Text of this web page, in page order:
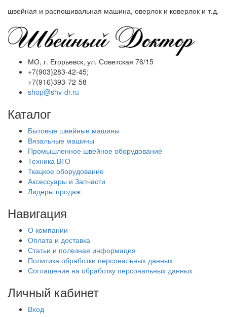
швейная и распошивальная машина, оверлок и коверлок и т.д.
МО, г. Егорьевск, ул. Советская 76/15
+7(903)283-42-45;
+7(916)393-72-58
shop@shv-dr.ru
Каталог
Бытовые швейные машины
Вязальные машины
Промышленное швейное оборудование
Техника ВТО
Ткацкое оборудование
Аксессуары и Запчасти
Лидеры продаж
Навигация
О компании
Оплата и доставка
Статьи и полезная информация
Политика обработки персональных данных
Соглашение на обработку персональных данных
Личный кабинет
Вход